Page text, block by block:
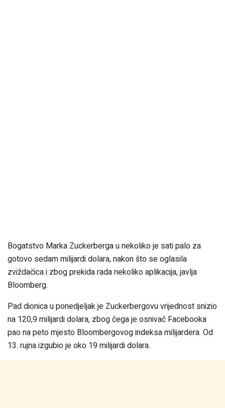
Bogatstvo Marka Zuckerberga u nekoliko je sati palo za
gotovo sedam milijardi dolara, nakon što se oglasila
zviždačica i zbog prekida rada nekoliko aplikacija, javlja
Bloomberg.
Pad dionica u ponedjeljak je Zuckerbergovu vrijednost snizio
na 120,9 milijardi dolara, zbog čega je osnivač Facebooka
pao na peto mjesto Bloombergovog indeksa milijardera. Od
13. rujna izgubio je oko 19 milijardi dolara.